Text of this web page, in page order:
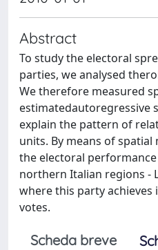
Abstract
To study the electoral
parties, we analysed
We therefore measured
estimatedautoregressive
explain the pattern of
units. By means of
the electoral
northern Italian regions -
where this party
votes.
Scheda breve